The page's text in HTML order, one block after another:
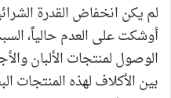
لم يكن انخفاض القدرة
أوشكت على العدم حالياً،
الوصول لمنتجات الألبان
بين الأكلاف لهذه المنتجات